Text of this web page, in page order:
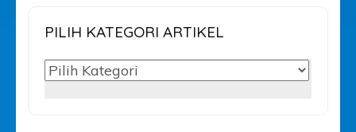
PILIH KATEGORI ARTIKEL
PILIH